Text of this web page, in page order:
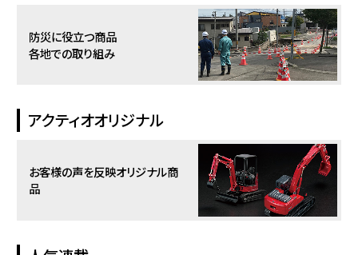
防災に役立つ商品
各地での取り組み
アクティオオリジナル
お客様の声を反映オリジナル商
品